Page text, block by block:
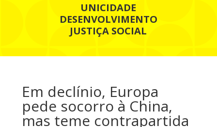
UNICIDADE
DESENVOLVIMENTO
JUSTIÇA SOCIAL
Em declínio, Europa
pede socorro à China,
mas teme contrapartida